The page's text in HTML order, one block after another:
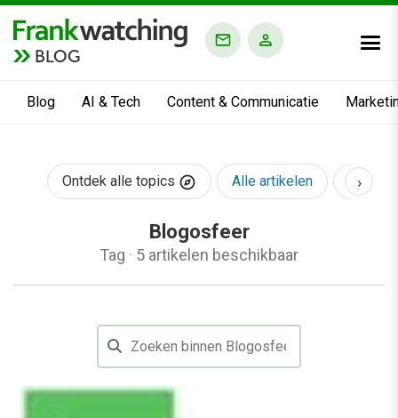
BLOG
Blog AI & Tech Content & Communicatie
Ontdek alle topics Alle artikelen AI &
›
Blogosfeer
Tag · 5 artikelen beschikbaar